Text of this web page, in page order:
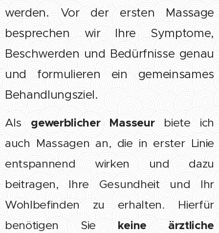
werden. Vor der ersten Massage
besprechen wir Ihre Symptome,
Beschwerden und Bedürfnisse genau
und formulieren ein gemeinsames
Behandlungsziel.
Als gewerblicher Masseurbiete ich
auch Massagen an, die in erster Linie
entspannend wirken und dazu
beitragen, Ihre Gesundheit und Ihr
Wohlbefinden zu erhalten. Hierfür
benötigen Sie keine ärztliche